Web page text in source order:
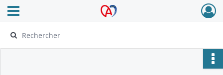
Archives Alsace - Colmar
Ouvrir le menu déroulant